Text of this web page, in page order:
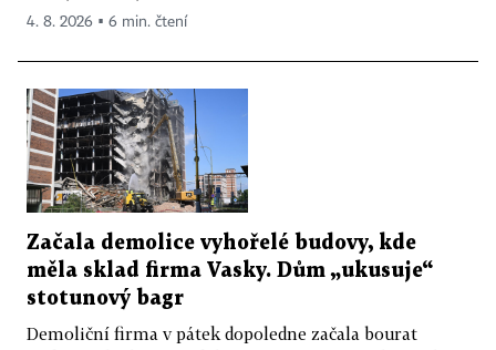
4. 8. 2026 ▪ 6 min. čtení
Začala demolice vyhořelé budovy, kde
měla sklad firma Vasky. Dům „ukusuje“
stotunový bagr
Demoliční firma v pátek dopoledne začala bourat